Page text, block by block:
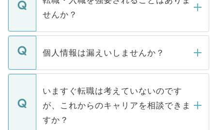
い。
けない「非公開求人」です。非公開求人は
下記の理由によって、一般には公開してい
ません。
■応募殺到を避けるため 人気のある医療機
関を公にしてしまうと、応募が殺到する場
に、医療機関が求める条件に合った人材の
みを人材紹介会社に依頼するケースが増え
ています。
せんか？
転職・入職を強要することは一切ありませ
ん。また、仮に応募先から内定をいただい
定を承諾する必要はありません。内定先へ
の辞退の連絡はキャリアパートナーが行い
ますので、ご安心ください。
個人情報は漏えいしませんか？
個人情報が漏えいすることはありませんの
で、ご安心ください。当サイトからの登録
などで収集したご登録者様の個人情報は、
ご本人のキャリアアップおよび転職活動の
支援を目的に使用いたします。お預かりし
いますぐ転職は考えていないのです
が、これからのキャリアを相談できま
すか？